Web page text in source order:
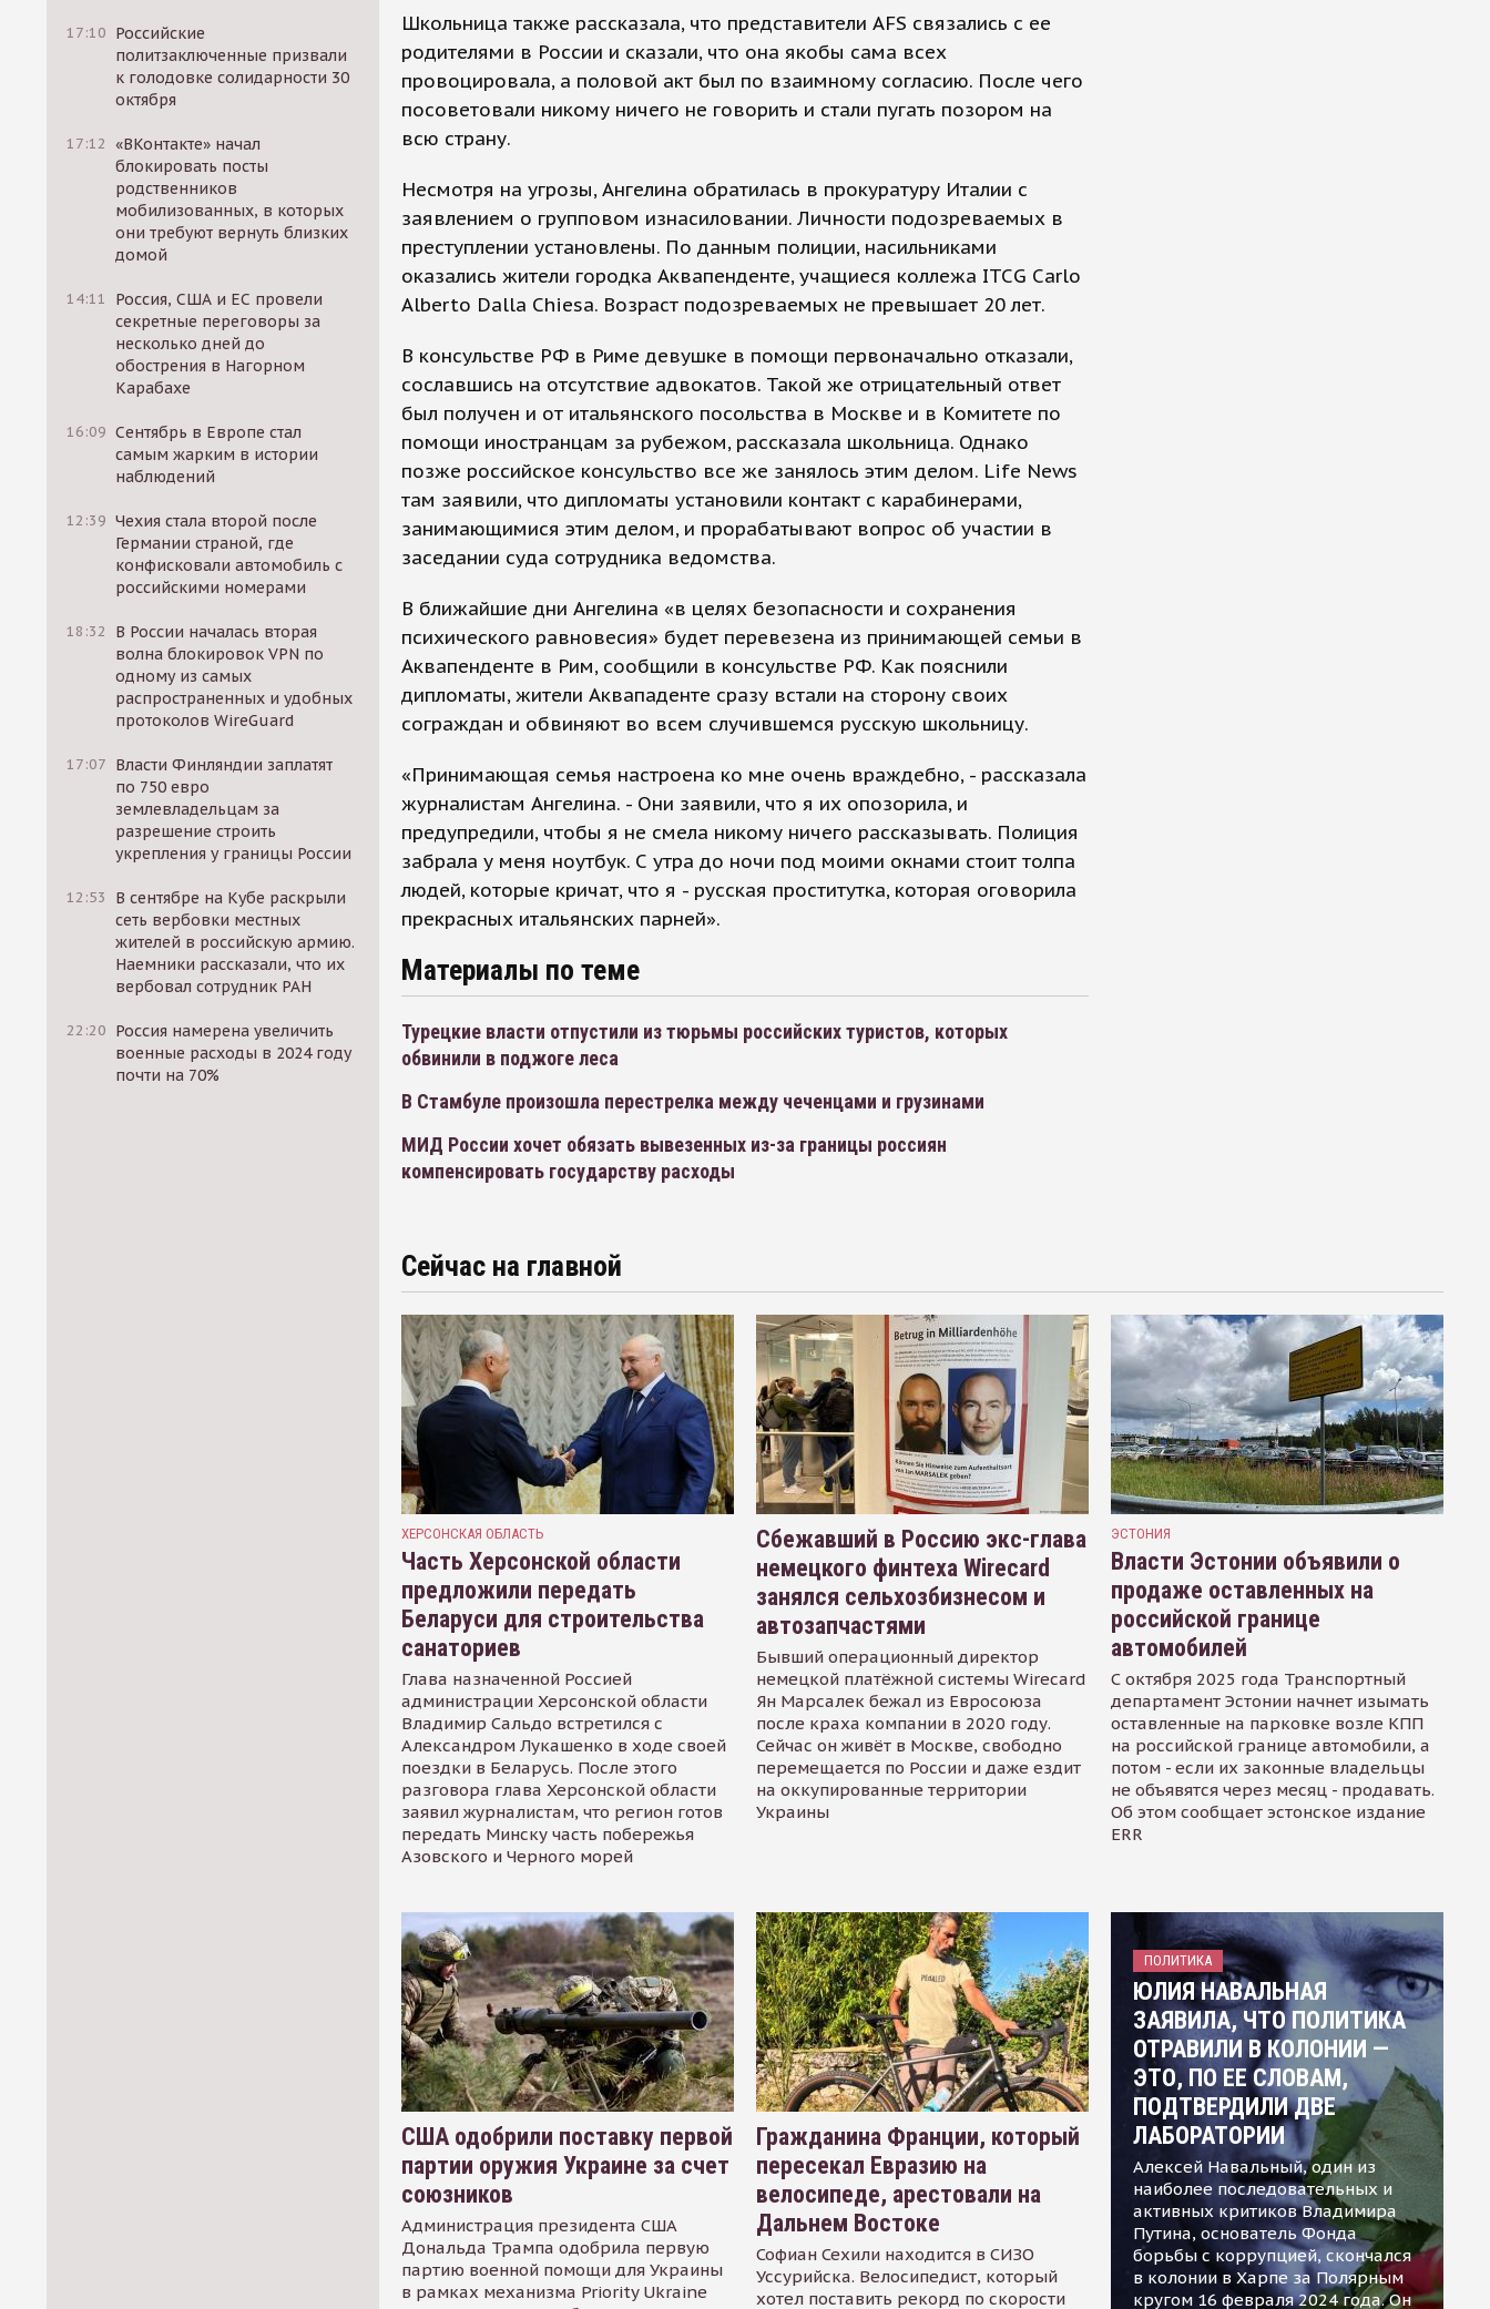
17:10 Российские
политзаключенные призвали
к голодовке солидарности 30
октября
17:12 «ВКонтакте» начал
блокировать посты
родственников
мобилизованных, в которых
они требуют вернуть близких
домой
14:11
Россия, США и ЕС провели
секретные переговоры за
несколько дней до
обострения в Нагорном
Карабахе
16:09 Сентябрь в Европе стал
самым жарким в истории
наблюдений
12:39 Чехия стала второй после
Германии страной, где
конфисковали автомобиль с
российскими номерами
18:32
В России началась вторая
волна блокировок VPN по
одному из самых
распространенных и удобных
протоколов WireGuard
17:07 Власти Финляндии заплатят
по 750 евро
землевладельцам за
разрешение строить
укрепления у границы России
12:53
В сентябре на Кубе раскрыли
сеть вербовки местных
жителей в российскую армию.
Наемники рассказали, что их
вербовал сотрудник РАН
22:20 Россия намерена увеличить
военные расходы в 2024 году
почти на 70%
Школьница также рассказала, что представители AFS связались с ее
родителями в России и сказали, что она якобы сама всех
провоцировала, а половой акт был по взаимному согласию. После чего
посоветовали никому ничего не говорить и стали пугать позором на
всю страну.
Несмотря на угрозы, Ангелина обратилась в прокуратуру Италии с
заявлением о групповом изнасиловании. Личности подозреваемых в
преступлении установлены. По данным полиции, насильниками
оказались жители городка Аквапенденте, учащиеся коллежа ITCG Carlo
Alberto Dalla Chiesa. Возраст подозреваемых не превышает 20 лет.
В консульстве РФ в Риме девушке в помощи первоначально отказали,
сославшись на отсутствие адвокатов. Такой же отрицательный ответ
был получен и от итальянского посольства в Москве и в Комитете по
помощи иностранцам за рубежом, рассказала школьница. Однако
позже российское консульство все же занялось этим делом. Life News
там заявили, что дипломаты установили контакт с карабинерами,
занимающимися этим делом, и прорабатывают вопрос об участии в
заседании суда сотрудника ведомства.
В ближайшие дни Ангелина «в целях безопасности и сохранения
психического равновесия» будет перевезена из принимающей семьи в
Аквапенденте в Рим, сообщили в консульстве РФ. Как пояснили
дипломаты, жители Аквападенте сразу встали на сторону своих
сограждан и обвиняют во всем случившемся русскую школьницу.
«Принимающая семья настроена ко мне очень враждебно, - рассказала
журналистам Ангелина. - Они заявили, что я их опозорила, и
предупредили, чтобы я не смела никому ничего рассказывать. Полиция
забрала у меня ноутбук. С утра до ночи под моими окнами стоит толпа
людей, которые кричат, что я - русская проститутка, которая оговорила
прекрасных итальянских парней».
Материалы по теме
Турецкие власти отпустили из тюрьмы российских туристов, которых
обвинили в поджоге леса
В Стамбуле произошла перестрелка между чеченцами и грузинами
МИД России хочет обязать вывезенных из-за границы россиян
компенсировать государству расходы
Сейчас на главной
ХЕРСОНСКАЯ ОБЛАСТЬ
Часть Херсонской области
предложили передать
Беларуси для строительства
санаториев
Глава назначенной Россией
администрации Херсонской области
Владимир Сальдо встретился с
Александром Лукашенко в ходе своей
поездки в Беларусь. После этого
разговора глава Херсонской области
заявил журналистам, что регион готов
передать Минску часть побережья
Азовского и Черного морей
Сбежавший в Россию экс-глава
немецкого финтеха Wirecard
занялся сельхозбизнесом и
автозапчастями
Бывший операционный директор
немецкой платёжной системы Wirecard
Ян Марсалек бежал из Евросоюза
после краха компании в 2020 году.
Сейчас он живёт в Москве, свободно
перемещается по России и даже ездит
на оккупированные территории
Украины
ЭСТОНИЯ
Власти Эстонии объявили о
продаже оставленных на
российской границе
автомобилей
С октября 2025 года Транспортный
департамент Эстонии начнет изымать
оставленные на парковке возле КПП
на российской границе автомобили, а
потом - если их законные владельцы
не объявятся через месяц - продавать.
Об этом сообщает эстонское издание
ERR
США одобрили поставку первой
партии оружия Украине за счет
союзников
Администрация президента США
Дональда Трампа одобрила первую
партию военной помощи для Украины
в рамках механизма Priority Ukraine
Гражданина Франции, который
пересекал Евразию на
велосипеде, арестовали на
Дальнем Востоке
Софиан Сехили находится в СИЗО
Уссурийска. Велосипедист, который
хотел поставить рекорд по скорости
ПОЛИТИКА
ЮЛИЯ НАВАЛЬНАЯ
ЗАЯВИЛА, ЧТО ПОЛИТИКА
ОТРАВИЛИ В КОЛОНИИ —
ЭТО, ПО ЕЕ СЛОВАМ,
ПОДТВЕРДИЛИ ДВЕ
ЛАБОРАТОРИИ
Алексей Навальный, один из
наиболее последовательных и
активных критиков Владимира
Путина, основатель Фонда
борьбы с коррупцией, скончался
в колонии в Харпе за Полярным
кругом 16 февраля 2024 года. Он